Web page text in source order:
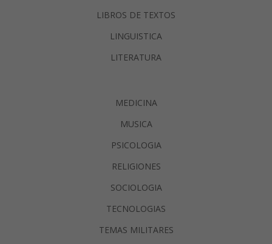
LIBROS DE TEXTOS
LINGUISTICA
LITERATURA
MEDICINA
MUSICA
PSICOLOGIA
RELIGIONES
SOCIOLOGIA
TECNOLOGIAS
TEMAS MILITARES